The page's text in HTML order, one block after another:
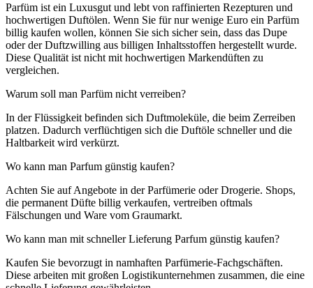
Parfüm ist ein Luxusgut und lebt von raffinierten Rezepturen und
hochwertigen Duftölen. Wenn Sie für nur wenige Euro ein Parfüm
billig kaufen wollen, können Sie sich sicher sein, dass das Dupe
oder der Duftzwilling aus billigen Inhaltsstoffen hergestellt wurde.
Diese Qualität ist nicht mit hochwertigen Markendüften zu
vergleichen.
Warum soll man Parfüm nicht verreiben?
In der Flüssigkeit befinden sich Duftmoleküle, die beim Zerreiben
platzen. Dadurch verflüchtigen sich die Duftöle schneller und die
Haltbarkeit wird verkürzt.
Wo kann man Parfum günstig kaufen?
Achten Sie auf Angebote in der Parfümerie oder Drogerie. Shops,
die permanent Düfte billig verkaufen, vertreiben oftmals
Fälschungen und Ware vom Graumarkt.
Wo kann man mit schneller Lieferung Parfum günstig kaufen?
Kaufen Sie bevorzugt in namhaften Parfümerie-Fachgschäften.
Diese arbeiten mit großen Logistikunternehmen zusammen, die eine